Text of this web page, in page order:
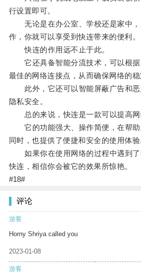
行设置即可。
无论是在办公室、学校还是家中，
作，你就可以享受到快连带来的便利。
快连的作用远不止于此。
它还具备智能分流技术，可以根据
最佳的网络连接点，从而确保网络的稳
此外，它还可以智能屏蔽广告和恶
隐私安全。
总的来说，快连是一款可以提高网
它的功能强大、操作简便，在帮助
同时，也提供了便捷和安全的使用体验
如果你在使用网络的过程中遇到了
快连，相信你会被它的效果所惊艳。
#18#
评论
游客
Horny Shriya called you
2023-01-08
游客